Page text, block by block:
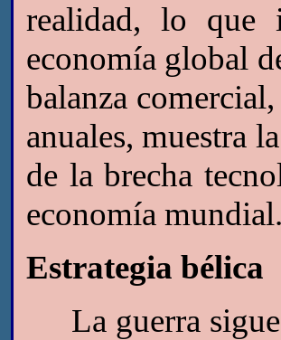
realidad, lo que
economía global
balanza
anuales, muestra
de la brecha
economía mundial.
Estrategia bélica
La guerra sigue